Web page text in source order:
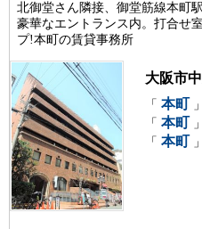
北御堂さん隣接、御堂筋線本町
豪華なエントランス内。打合せ
プ!本町の賃貸事務所
大阪市
「 本町
「 本町
「 本町